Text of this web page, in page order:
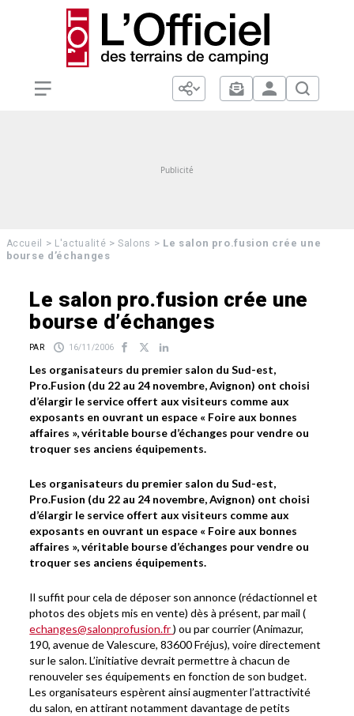
Accueil > L'actualité >Salons > Le salon pro.fusion crée une
bourse d’échanges
Le salon pro.fusion crée une
bourse d’échanges
PAR 16/11/2006
Les organisateurs du premier salon du Sud-est,
Pro.Fusion (du 22 au 24 novembre, Avignon) ont choisi
d’élargir le service offert aux visiteurs comme aux
exposants en ouvrant un espace « Foire aux bonnes
affaires », véritable bourse d’échanges pour vendre ou
troquer ses anciens équipements.
Les organisateurs du premier salon du Sud-est,
Pro.Fusion (du 22 au 24 novembre, Avignon) ont choisi
d’élargir le service offert aux visiteurs comme aux
exposants en ouvrant un espace « Foire aux bonnes
affaires », véritable bourse d’échanges pour vendre ou
troquer ses anciens équipements.
Il suffit pour cela de déposer son annonce (rédactionnel et
photos des objets mis en vente) dès à présent, par mail (
echanges@salonprofusion.fr) ou par courrier (Animazur,
190, avenue de Valescure, 83600 Fréjus), voire directement
sur le salon. L’initiative devrait permettre à chacun de
renouveler ses équipements en fonction de son budget.
Les organisateurs espèrent ainsi augmenter l’attractivité
du salon, en attirant notamment davantage de petits